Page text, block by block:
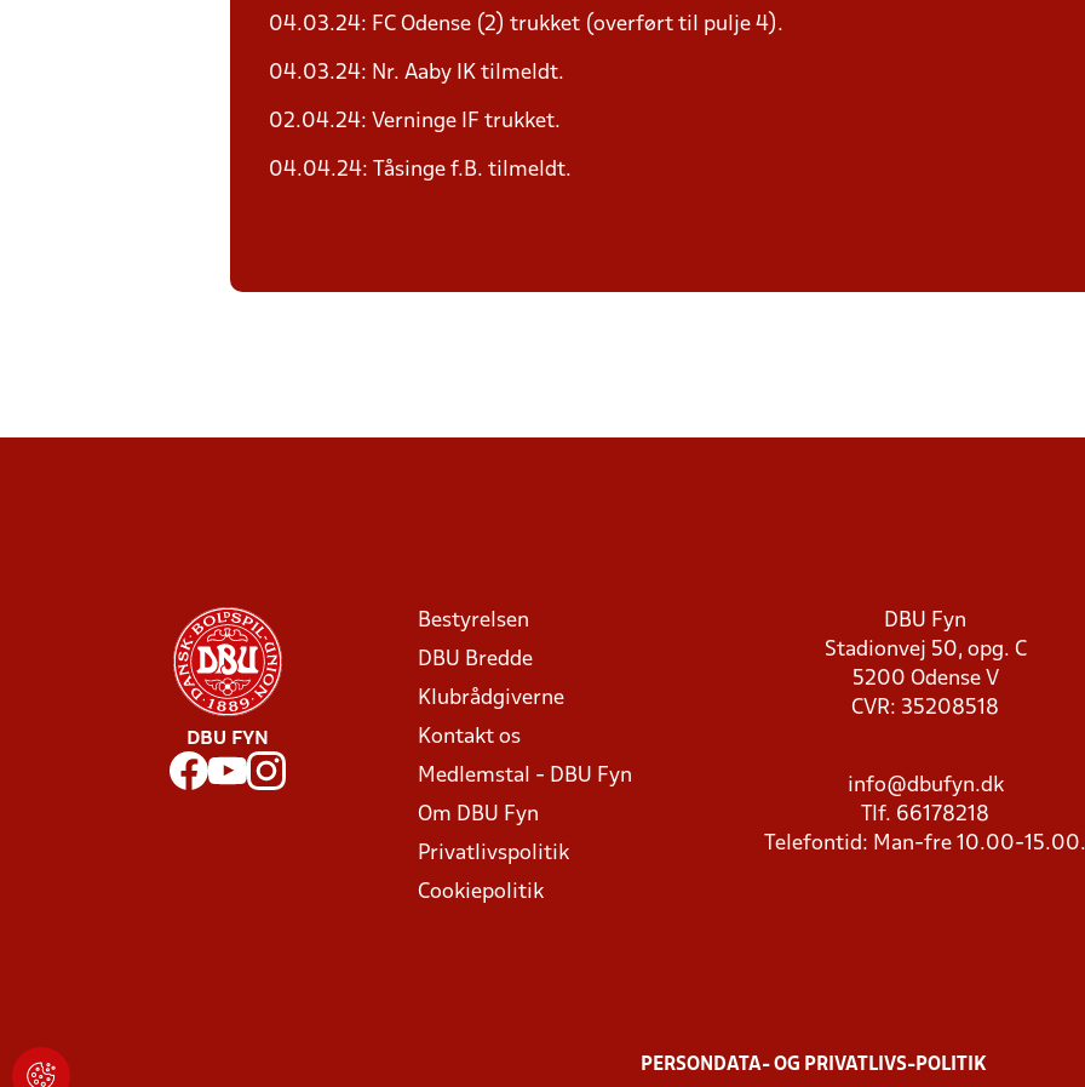
04.03.24: FC Odense (2) trukket (overført til pulje 4).
04.03.24: Nr. Aaby IK tilmeldt.
02.04.24: Verninge IF trukket.
04.04.24: Tåsinge f.B. tilmeldt.
DBU FYN
Bestyrelsen
DBU Bredde
Klubrådgiverne
Kontakt os
Medlemstal - DBU Fyn
Om DBU Fyn
Privatlivspolitik
Cookiepolitik
DBU Fyn
Stadionvej 50, opg. C
5200 Odense V
CVR: 35208518
info@dbufyn.dk
Tlf. 66178218
Telefontid: Man-fre 10.00-15.00.
PERSONDATA- OG PRIVATLIVS-POLITIK